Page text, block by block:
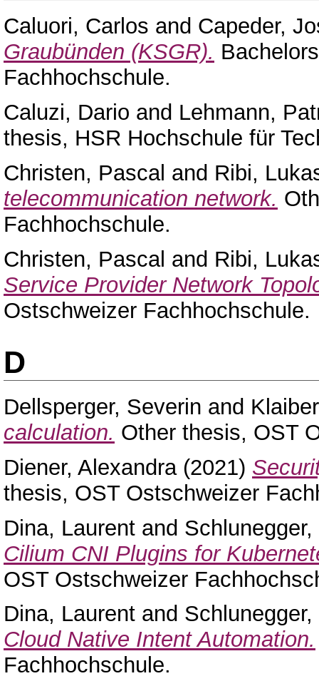
Caluori, Carlos and Capeder,
Graubünden (KSGR).
Fachhochschule.
Caluzi, Dario and Lehmann,
thesis, HSR Hochschule für
Christen, Pascal and Ribi,
telecommunication network.
Fachhochschule.
Christen, Pascal and Ribi,
Service Provider Network
Ostschweizer Fachhochschule.
D
Dellsperger, Severin and
calculation. Other thesis, OST
Diener, Alexandra(2021)
thesis, OST Ostschweizer
Dina, Laurent and
Cilium CNI Plugins for
OST Ostschweizer
Dina, Laurent and
Cloud Native Intent Automation.
Fachhochschule.